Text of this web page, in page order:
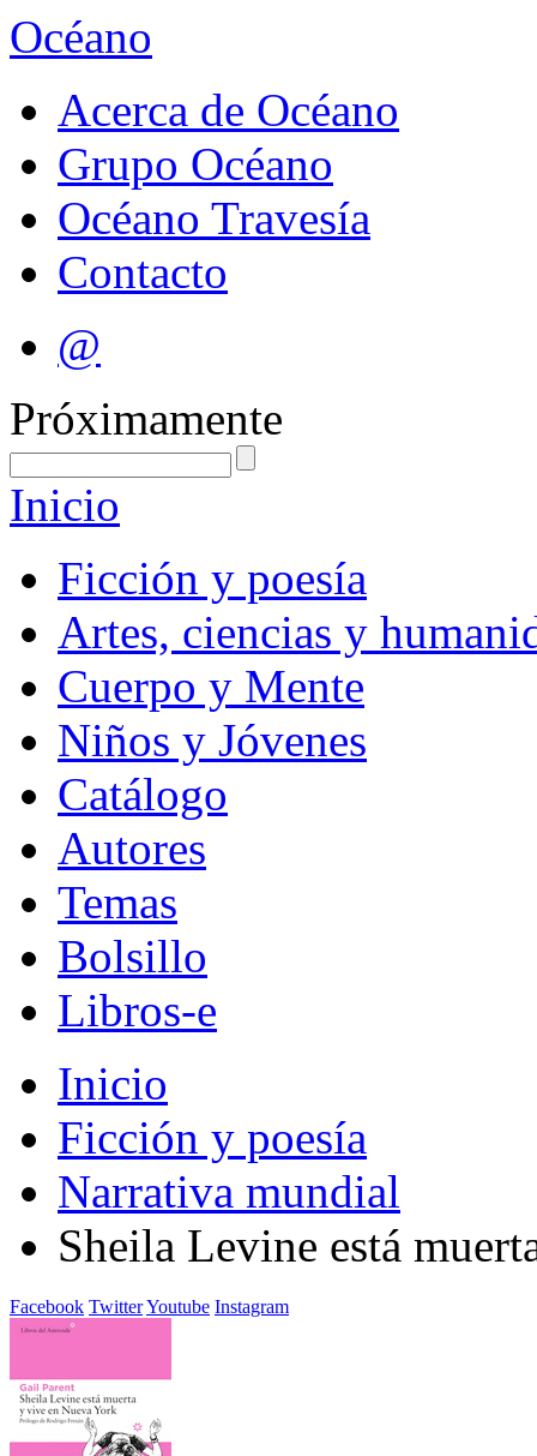
Océano
Acerca de Océano
Grupo Océano
Océano Travesía
Contacto
@
Próximamente
Inicio
Ficción y poesía
Artes, ciencias y
Cuerpo y Mente
Niños y Jóvenes
Catálogo
Autores
Temas
Bolsillo
Libros-e
Inicio
Ficción y poesía
Narrativa mundial
Sheila Levine está
Facebook TwitterYoutube Instagram